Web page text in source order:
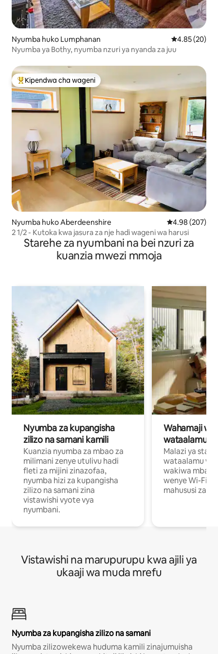
Nyumba huko Lumphanan Ukadiriaji wa
4.85 (20)
Nyumba ya Bothy, nyumba nzuri ya nyanda za juu
Kipendwa maarufu cha wageni
Kipendwa cha wageni
Nyumba huko Aberdeenshire Ukadiriaji wa
4.98 (207)
2 1/2 - Kutoka kwa jasura za nje hadi wageni wa harusi
Starehe za nyumbani na bei nzuri za
kuanzia mwezi mmoja
Nyumba za kupangisha
zilizo na samani kamili
Kuanzia nyumba za mbao za
milimani zenye utulivu hadi
fleti za mijini zinazofaa,
nyumba hizi za kupangisha
zilizo na samani zina
vistawishi vyote vya
nyumbani.
Wahamaji
wataalamu
Malazi ya
wataalamu
wakiwa mbali
wenye Wi-Fi
mahususi za
Vistawishi na marupurupu kwa ajili ya
ukaaji wa muda mrefu
Nyumba za kupangisha zilizo na samani
Nyumba zilizowekewa huduma kamili zinajumuisha